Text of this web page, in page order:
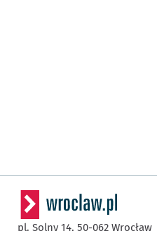
pl. Solny 14, 50-062 Wrocław